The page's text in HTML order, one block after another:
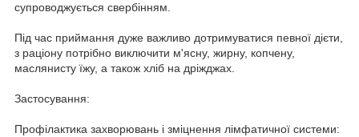
супроводжується свербінням.
Під час приймання дуже важливо дотримуватися певної дієти,
з раціону потрібно виключити м'ясну, жирну, копчену,
маслянисту їжу, а також хліб на дріжджах.
Застосування:
Профілактика захворювань і зміцнення лімфатичної системи: